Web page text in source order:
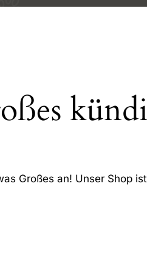
Großes an! Unser Shop